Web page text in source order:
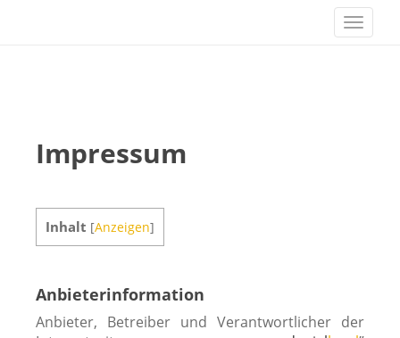
Toggle
Impressum
Inhalt [Anzeigen]
Anbieterinformation
Anbieter, Betreiber und Verantwortlicher der